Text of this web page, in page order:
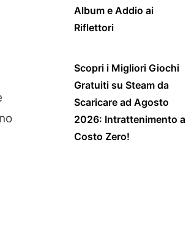
Album e Addio ai
Riflettori
Scopri i Migliori Giochi
Gratuiti su Steam da
Scaricare ad Agosto
2026: Intrattenimento a
Costo Zero!